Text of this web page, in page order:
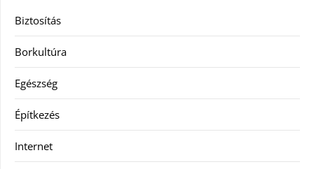
Biztosítás
Borkultúra
Egészség
Építkezés
Internet